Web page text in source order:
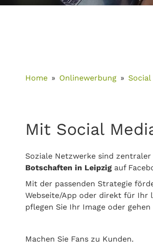
Home Onlinewerbung
Mit Social
Soziale Netzwerke sind
Botschaften in Leipzig auf
Mit der passenden Strategie
Webseite/App oder direkt für Ihr
pflegen Sie Ihr Image oder
Machen Sie Fans zu Kunden.